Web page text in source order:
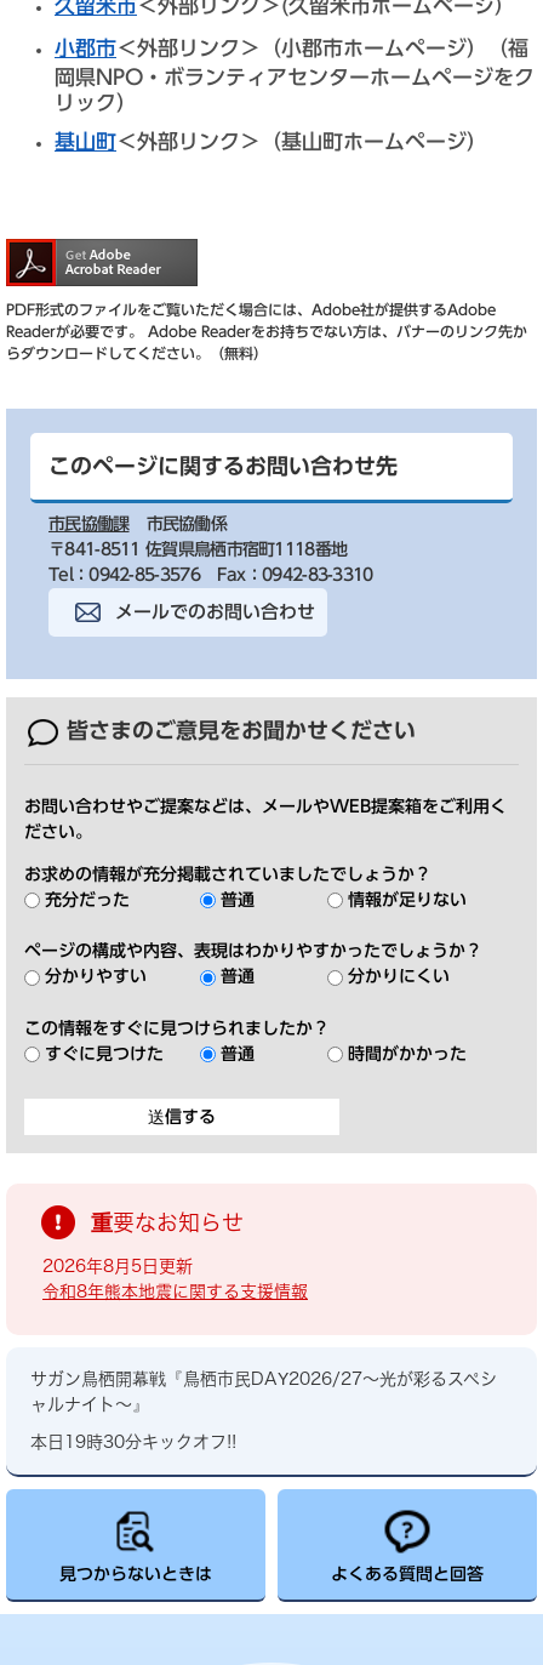
久留米市 ＜外部リンク＞(久留米市ホームページ）
小郡市＜外部リンク＞ （小郡市ホームページ）（福
岡県NPO・ボランティアセンターホームページをク
リック）
基山町＜外部リンク＞ （基山町ホームページ）
PDF形式のファイルをご覧いただく場合には、Adobe社が提供するAdobe
Readerが必要です。
Adobe Readerをお持ちでない方は、バナーのリンク先か
らダウンロードしてください。（無料）
このページに関するお問い合わせ先
市民協働課
市民協働係
〒841-8511 佐賀県鳥栖市宿町1118番地
Tel：0942-85-3576
Fax：0942-83-3310
メールでのお問い合わせ
皆さまのご意見をお聞かせください
お問い合わせやご提案などは、メールやWEB提案箱をご利用く
ださい。
お求めの情報が充分掲載されていましたでしょうか？
充分だった
普通 情報が足りない
ページの構成や内容、表現はわかりやすかったでしょうか？
分かりやすい
普通 分かりにくい
この情報をすぐに見つけられましたか？
すぐに見つけた
普通 時間がかかった
重要なお知らせ
2026年8月5日更新
令和8年熊本地震に関する支援情報
サガン鳥栖開幕戦『鳥栖市民DAY2026/27～光が彩るスペシ
ャルナイト～』
本日19時30分キックオフ!!
見つからないときは よくある質問と回答